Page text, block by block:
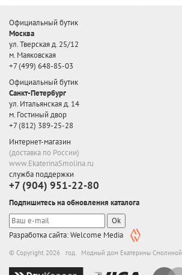
Официальный бутик
Москва
ул. Тверская д. 25/12
м. Маяковская
+7 (499) 648-85-03
Официальный бутик
Санкт-Петербург
ул. Итальянская д. 14
м. Гостиный двор
+7 (812) 389-25-28
Интернет-магазин
(доставка по России)
www.EkaterinaSmolina.ru
служба поддержки
+7 (904) 951-22-80
Подпишитесь на обновления каталога
Ok
Разработка сайта: Welcome Media
© Copyright 2026 год. Модный дом Екатерины Смолиной